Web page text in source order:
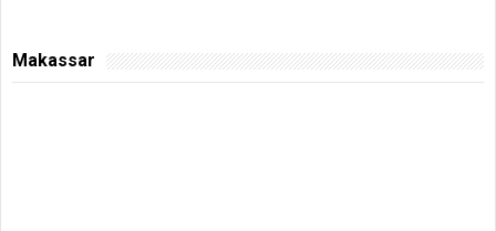
Makassar